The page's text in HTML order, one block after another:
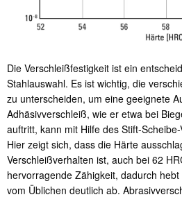
Die Verschleißfestigkeit ist ein
Stahlauswahl. Es ist wichtig, die
zu unterscheiden, um eine geeignete
Adhäsivverschleiß, wie er etwa bei
auftritt, kann mit Hilfe des Stift-
Hier zeigt sich, dass die Härte
Verschleißverhalten ist, auch bei 62
hervorragende Zähigkeit, dadurch
vom Üblichen deutlich ab.